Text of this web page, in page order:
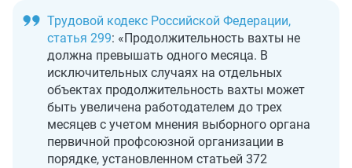
Трудовой кодекс Российской Федерации,
статья 299: «Продолжительность вахты не
должна превышать одного месяца. В
исключительных случаях на отдельных
объектах продолжительность вахты может
быть увеличена работодателем до трех
месяцев с учетом мнения выборного органа
первичной профсоюзной организации в
порядке, установленном статьей 372